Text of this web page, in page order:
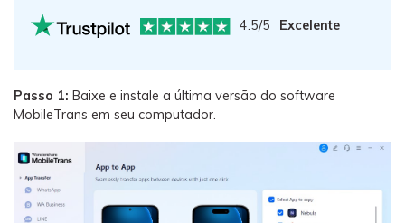
4.5/5 Excelente
Passo 1: Baixe e instale a última versão do software
MobileTrans em seu computador.